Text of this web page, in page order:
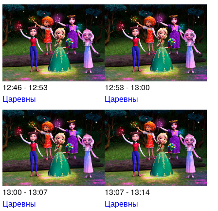
12:46 - 12:53
Царевны
12:53 - 13:00
Царевны
13:00 - 13:07
Царевны
13:07 - 13:14
Царевны